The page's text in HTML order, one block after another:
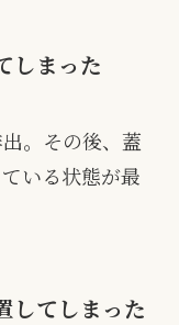
しまった
。その後、蓋
いる状態が最
してしまった